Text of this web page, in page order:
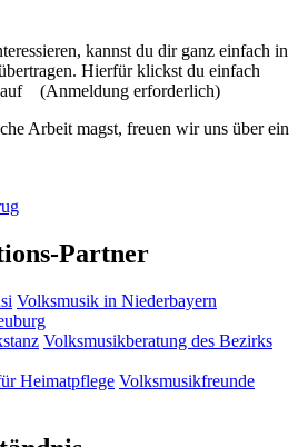
kannst du dir ganz einfach in
Hierfür klickst du einfach
(Anmeldung erforderlich)
Arbeit magst, freuen wir uns über ein
Partner
Volksmusik in Niederbayern
Volksmusikberatung des Bezirks
Heimatpflege Volksmusikfreunde